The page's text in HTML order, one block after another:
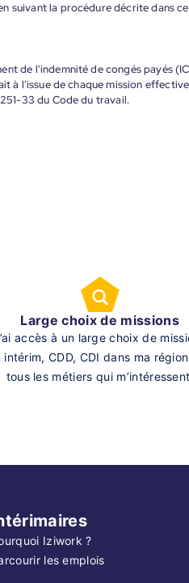
suivant la procédure décrite dans
de l'indemnité de congés payés
à l'issue de chaque mission
33 du Code du travail.
Large choix de missions
accès à un large choix de
intérim, CDD, CDI dans ma
tous les métiers qui
Iziwork ?
les emplois